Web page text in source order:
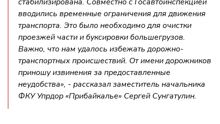
вводились временные ограничения для движения
транспорта. Это было необходимо для очистки
проезжей части и буксировки большегрузов.
Важно, что нам удалось избежать дорожно-
транспортных происшествий. От имени дорожников
приношу извинения за предоставленные
неудобства», - рассказал заместитель начальника
ФКУ Упрдор «Прибайкалье» Сергей Сунгатулин.